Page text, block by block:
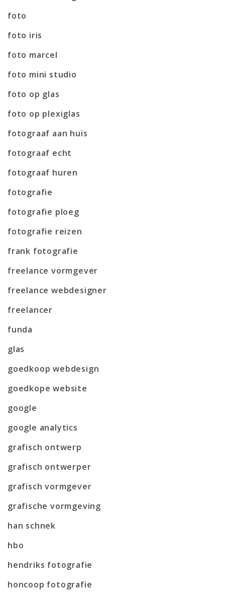
foto
foto iris
foto marcel
foto mini studio
foto op glas
foto op plexiglas
fotograaf aan huis
fotograaf echt
fotograaf huren
fotografie
fotografie ploeg
fotografie reizen
frank fotografie
freelance vormgever
freelance webdesigner
freelancer
funda
glas
goedkoop webdesign
goedkope website
google
google analytics
grafisch ontwerp
grafisch ontwerper
grafisch vormgever
grafische vormgeving
han schnek
hbo
hendriks fotografie
honcoop fotografie